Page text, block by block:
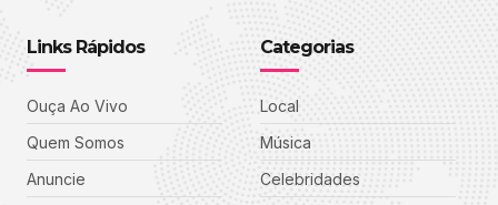
Links Rápidos
Ouça Ao Vivo
Quem Somos
Anuncie
Categorias
Local
Música
Celebridades